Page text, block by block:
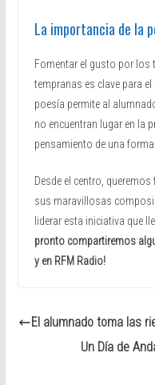
La importancia de la
Fomentar el gusto por los
tempranas es clave para
poesía permite al
no encuentran lugar en la
pensamiento de una
Desde el centro,
sus maravillosas
liderar esta iniciativa que
pronto compartiremos
y en RFM Radio!
El alumnado toma las
Un Día de